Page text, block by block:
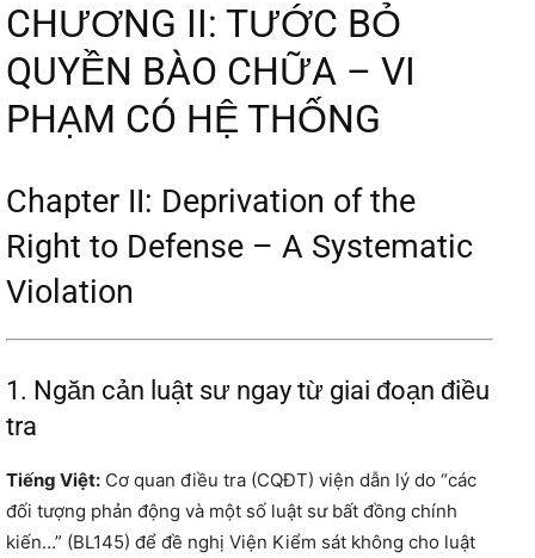
CHƯƠNG II: TƯỚC BỎ
QUYỀN BÀO CHỮA – VI
PHẠM CÓ HỆ THỐNG
Chapter II: Deprivation of the
Right to Defense – A Systematic
Violation
1. Ngăn cản luật sư ngay từ giai đoạn điều
tra
Tiếng Việt: Cơ quan điều tra (CQĐT) viện dẫn lý do “các
đối tượng phản động và một số luật sư bất đồng chính
kiến…” (BL145) để đề nghị Viện Kiểm sát không cho luật